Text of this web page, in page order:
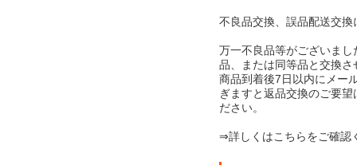
不良品交換、誤品配送交
万一不良品等がございま
品、または同等品と交換
商品到着後7日以内にメー
ぎますと返品交換のご要
ださい。
⇒詳しくはこちらをご確認